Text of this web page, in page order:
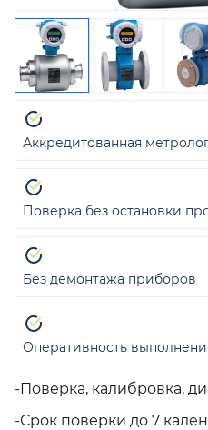
-Поверка, калибровка,
-Срок поверки до 7
Аккредитованная
Поверка без остановки
Без демонтажа приборов
Оперативность